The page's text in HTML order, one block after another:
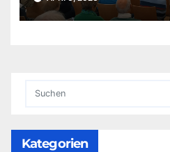
Kategorien